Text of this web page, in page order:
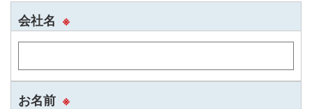
会社名 ※
お名前 ※